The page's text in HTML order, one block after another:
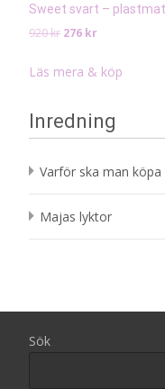
Sweet svart –
920kr Det
priset
276 kr
priset
Läs mera & köp
Inredning
Varför ska man köpa
Majas lyktor
Sök